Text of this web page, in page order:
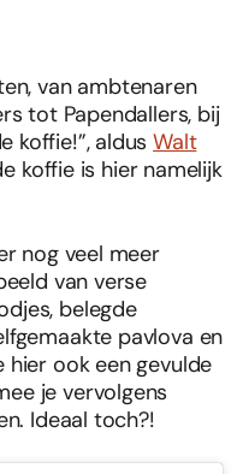
van ambtenaren
tot Papendallers, bij
koffie!”, aldusWalt
koffie is hier namelijk
nog veel meer
van verse
belegde
pavlova en
hier ook een gevulde
je vervolgens
Ideaal toch?!